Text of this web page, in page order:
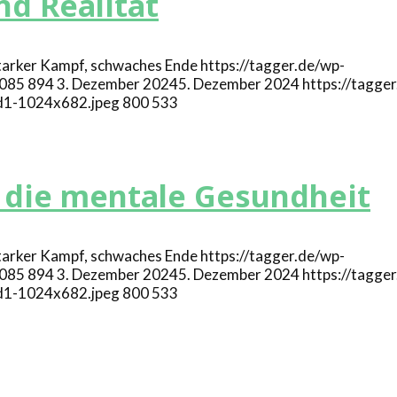
https://tagger.de/wp-
8943. Dezember 20245. Dezember 2024https://
1024x682.jpeg800533
mentale Gesundheit
https://tagger.de/wp-
8943. Dezember 20245. Dezember 2024https://
1024x682.jpeg800533